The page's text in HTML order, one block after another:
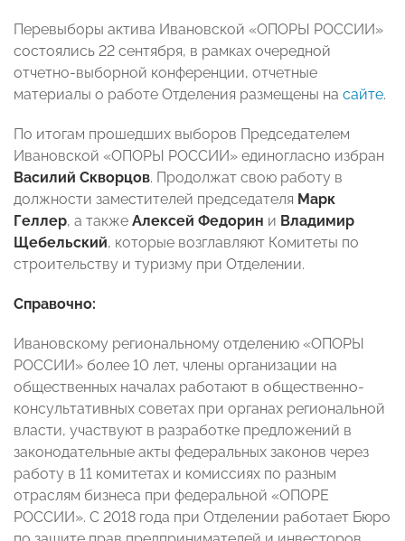
Перевыборы актива Ивановской «ОПОРЫ РОССИИ»
состоялись 22 сентября, в рамках очередной
отчетно-выборной конференции, отчетные
материалы о работе Отделения размещены на сайте.
По итогам прошедших выборов Председателем
Ивановской «ОПОРЫ РОССИИ» единогласно избран
Василий Скворцов. Продолжат свою работу в
должности заместителей председателя Марк
Геллер, а также Алексей Федорин и Владимир
Щебельский, которые возглавляют Комитеты по
строительству и туризму при Отделении.
Справочно:
Ивановскому региональному отделению «ОПОРЫ
РОССИИ» более 10 лет, члены организации на
общественных началах работают в общественно-
консультативных советах при органах региональной
власти, участвуют в разработке предложений в
законодательные акты федеральных законов через
работу в 11 комитетах и комиссиях по разным
отраслям бизнеса при федеральной «ОПОРЕ
РОССИИ». С 2018 года при Отделении работает Бюро